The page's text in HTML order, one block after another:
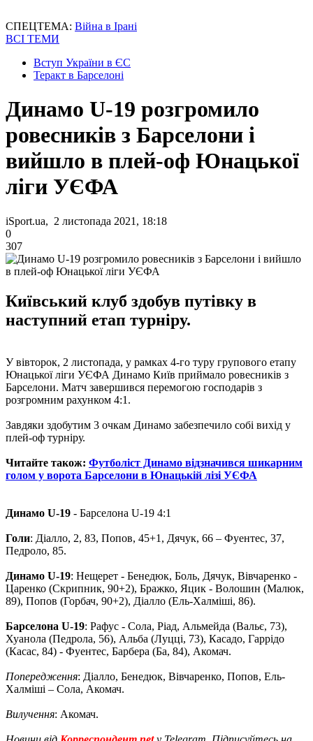
СПЕЦТЕМА: Війна в Ірані
ВСІ ТЕМИ
Вступ України в ЄС
Теракт в Барселоні
Динамо U-19 розгромило
ровесників з Барселони і
вийшло в плей-оф Юнацької
ліги УЄФА
iSport.ua, 2 листопада 2021, 18:18
0
307
Київський клуб здобув путівку в
наступний етап турніру.
У вівторок, 2 листопада, у рамках 4-го туру групового етапу
Юнацької ліги УЄФА Динамо Київ приймало ровесників з
Барселони. Матч завершився перемогою господарів з
розгромним рахунком 4:1.
Завдяки здобутим 3 очкам Динамо забезпечило собі вихід у
плей-оф турніру.
Читайте також: Футболіст Динамо відзначився шикарним
голом у ворота Барселони в Юнацькій лізі УЄФА
Динамо U-19 - Барселона U-19 4:1
Голи: Діалло, 2, 83, Попов, 45+1, Дячук, 66 – Фуентес, 37,
Педроло, 85.
Динамо U-19: Нещерет - Бенедюк, Боль, Дячук, Вівчаренко -
Царенко (Скрипник, 90+2), Бражко, Яцик - Волошин (Малюк,
89), Попов (Горбач, 90+2), Діалло (Ель-Халміші, 86).
Барселона U-19: Рафус - Сола, Ріад, Альмейда (Вальє, 73),
Хуанола (Педрола, 56), Альба (Луцці, 73), Касадо, Гаррідо
(Касас, 84) - Фуентес, Барбера (Ба, 84), Акомач.
Попередження: Діалло, Бенедюк, Вівчаренко, Попов, Ель-
Халміші – Сола, Акомач.
Вилучення: Акомач.